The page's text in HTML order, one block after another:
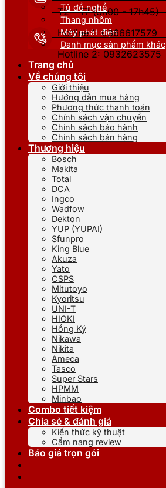
T2 - T7 (8h00 - 17h45)
Hotline 1: 0866617579
Hotline 2: 0932623575
Tủ đồ nghề
Thang nhôm
Máy phát điện
Danh mục sản phẩm khác
Trang chủ
Về chúng tôi
Giới thiệu
Hướng dẫn mua hàng
Phương thức thanh toán
Chính sách vận chuyển
Chính sách bảo hành
Chính sách bán hàng
Thương hiệu
Bosch
Makita
Total
DCA
Ingco
Wadfow
Dekton
YUP (YUPAI)
Sfunpro
King Blue
Akuza
Yato
CSPS
Mitutoyo
Kyoritsu
UNI-T
HIOKI
Hồng Ký
Nikawa
Nikita
Ameca
Tasco
Super Stars
HPMM
Minbao
Combo tiết kiệm
Chia sẻ & đánh giá
Kiến thức kỹ thuật
Cẩm nang review
Báo giá trọn gói